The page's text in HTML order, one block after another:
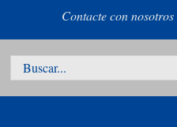
Contacte con nosotros
Buscar: